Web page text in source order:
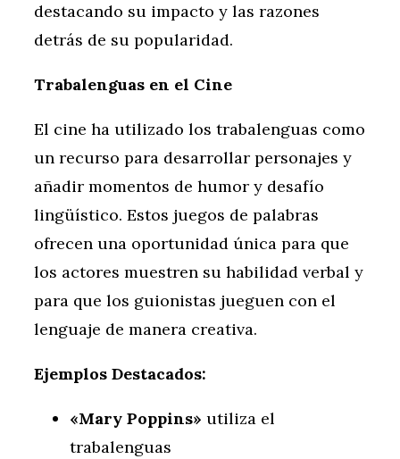
destacando su impacto y las razones
detrás de su popularidad.
Trabalenguas en el Cine
El cine ha utilizado los trabalenguas como
un recurso para desarrollar personajes y
añadir momentos de humor y desafío
lingüístico. Estos juegos de palabras
ofrecen una oportunidad única para que
los actores muestren su habilidad verbal y
para que los guionistas jueguen con el
lenguaje de manera creativa.
Ejemplos Destacados:
«Mary Poppins» utiliza el
trabalenguas